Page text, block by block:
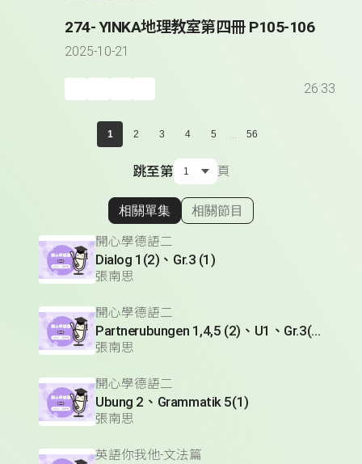
274- YINKA地理教室第四冊 P105-106
2025-10-21
26:33
1 2 3 4 5 ... 56
跳至第 頁
顯示相關單集
相關單集 相關節目
開心學德語二
Dialog 1(2)、Gr.3 (1)
張南思
開心學德語二
Partnerubungen 1,4,5 (2)、U1、Gr.3(1)
張南思
開心學德語二
Ubung 2、Grammatik 5(1)
張南思
英語你我他-文法篇